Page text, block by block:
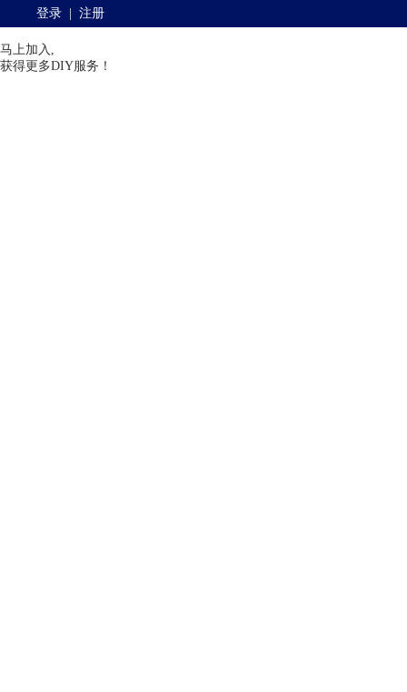
登录 注册
马上加入,
获得更多DIY服务！